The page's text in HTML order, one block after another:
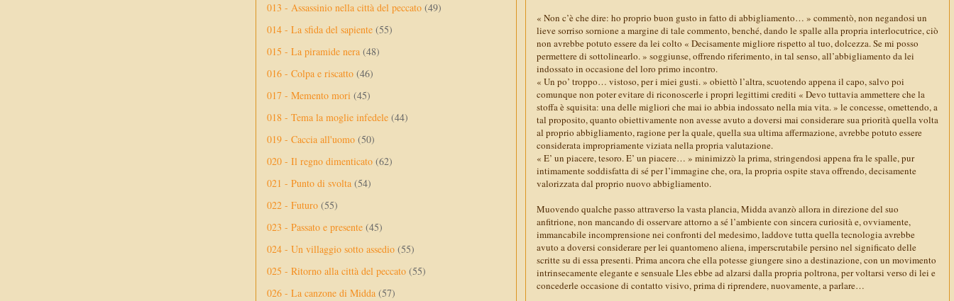
« Non c’è che dire: ho proprio buon gusto in fatto di abbigliamento… » commentò, non negandosi un
lieve sorriso sornione a margine di tale commento, benché, dando le spalle alla propria interlocutrice, ciò
non avrebbe potuto essere da lei colto « Decisamente migliore rispetto al tuo, dolcezza. Se mi posso
permettere di sottolinearlo. » soggiunse, offrendo riferimento, in tal senso, all’abbigliamento da lei
indossato in occasione del loro primo incontro.
« Un po’ troppo… vistoso, per i miei gusti. » obiettò l’altra, scuotendo appena il capo, salvo poi
comunque non poter evitare di riconoscerle i propri legittimi crediti « Devo tuttavia ammettere che la
stoffa è squisita: una delle migliori che mai io abbia indossato nella mia vita. » le concesse, omettendo, a
tal proposito, quanto obiettivamente non avesse avuto a doversi mai considerare sua priorità quella volta
al proprio abbigliamento, ragione per la quale, quella sua ultima affermazione, avrebbe potuto essere
considerata impropriamente viziata nella propria valutazione.
« E’ un piacere, tesoro. E’ un piacere… » minimizzò la prima, stringendosi appena fra le spalle, pur
intimamente soddisfatta di sé per l’immagine che, ora, la propria ospite stava offrendo, decisamente
valorizzata dal proprio nuovo abbigliamento.
Muovendo qualche passo attraverso la vasta plancia, Midda avanzò allora in direzione del suo
anfitrione, non mancando di osservare attorno a sé l’ambiente con sincera curiosità e, ovviamente,
immancabile incomprensione nei confronti del medesimo, laddove tutta quella tecnologia avrebbe
avuto a doversi considerare per lei quantomeno aliena, imperscrutabile persino nel significato delle
scritte su di essa presenti. Prima ancora che ella potesse giungere sino a destinazione, con un movimento
intrinsecamente elegante e sensuale Lles ebbe ad alzarsi dalla propria poltrona, per voltarsi verso di lei e
concederle occasione di contatto visivo, prima di riprendere, nuovamente, a parlare…
013 - Assassinio nella città del peccato (49)
014 - La sfida del sapiente (55)
015 - La piramide nera (48)
016 - Colpa e riscatto (46)
017 - Memento mori (45)
018 - Tema la moglie infedele (44)
019 - Caccia all'uomo (50)
020 - Il regno dimenticato (62)
021 - Punto di svolta (54)
022 - Futuro (55)
023 - Passato e presente (45)
024 - Un villaggio sotto assedio (55)
025 - Ritorno alla città del peccato (55)
026 - La canzone di Midda (57)